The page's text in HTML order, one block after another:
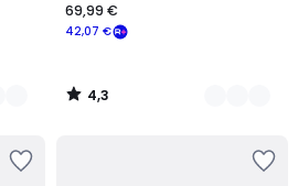
42,07 €
69,99 €
4,3
/